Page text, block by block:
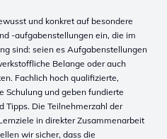
und konkret auf besondere
-aufgabenstellungen ein, die im
sind: seien es Aufgabenstellungen
Belange oder auch
Fachlich hoch qualifizierte,
Schulung und geben fundierte
Tipps. Die Teilnehmerzahl der
in direkter Zusammenarbeit
wir sicher, dass die